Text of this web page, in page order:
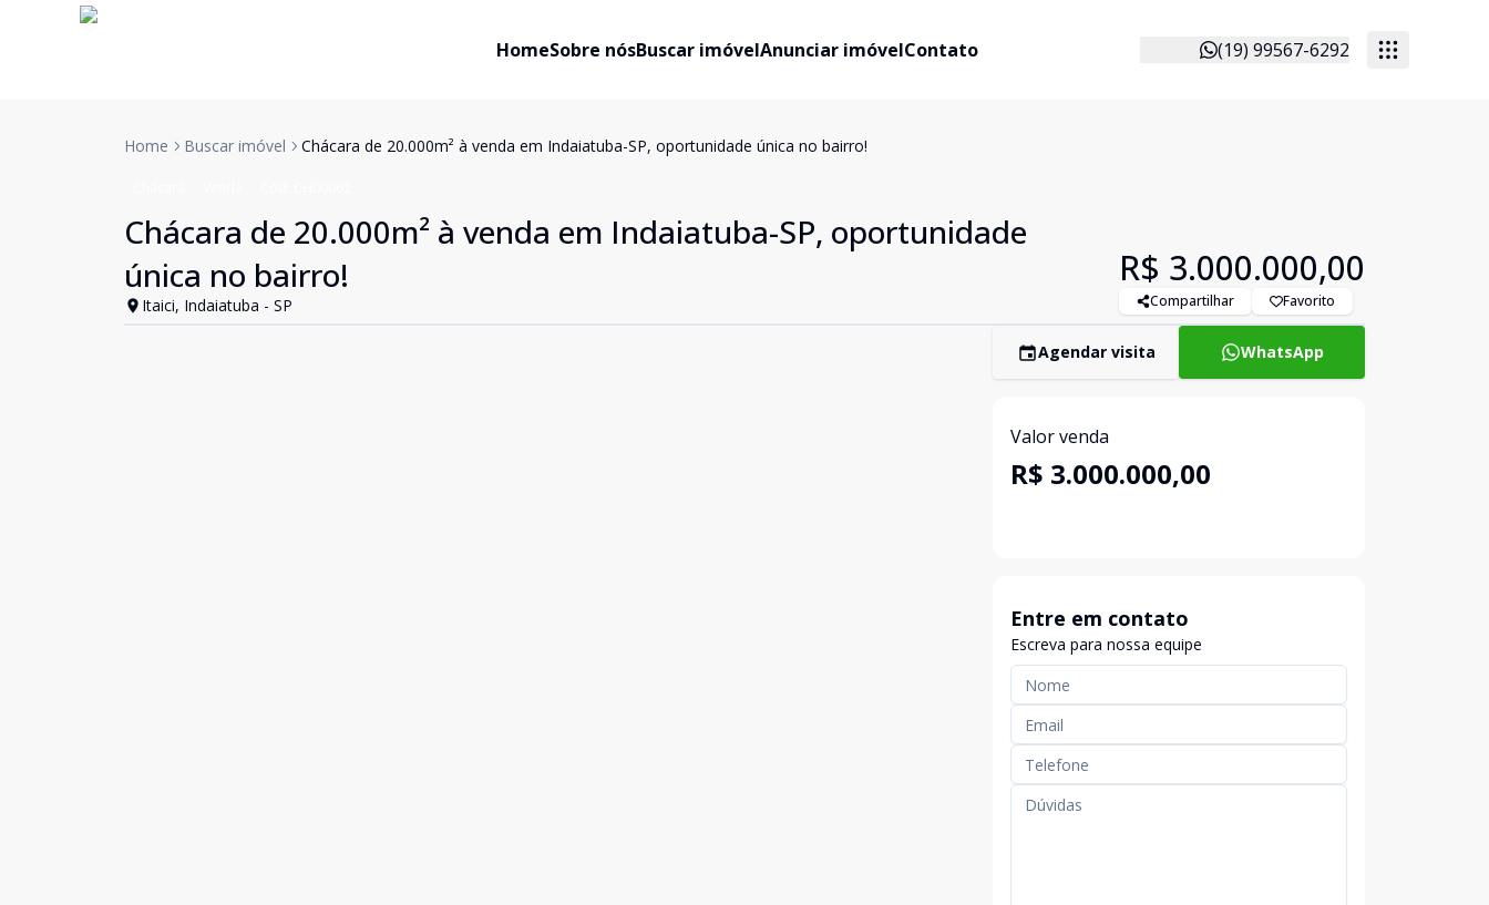
HomeSobre nósBuscar imóvelAnunciar imóvelContato (19) 99567-6292
Home Buscar imóvel Chácara de 20.000m² à venda em Indaiatuba-SP, oportunidade única no bairro!
Chácara de 20.000m² à venda em Indaiatuba-SP, oportunidade
única no bairro!
Itaici, Indaiatuba - SP
R$ 3.000.000,00
Compartilhar Favorito
Agendar visita WhatsApp
Valor venda
R$ 3.000.000,00
Entre em contato
Escreva para nossa equipe